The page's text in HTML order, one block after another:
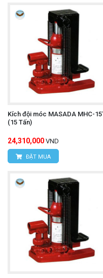
Kích đội móc MASADA MHC-
(15 Tấn)
24,310,000 VND
ĐẶT MUA